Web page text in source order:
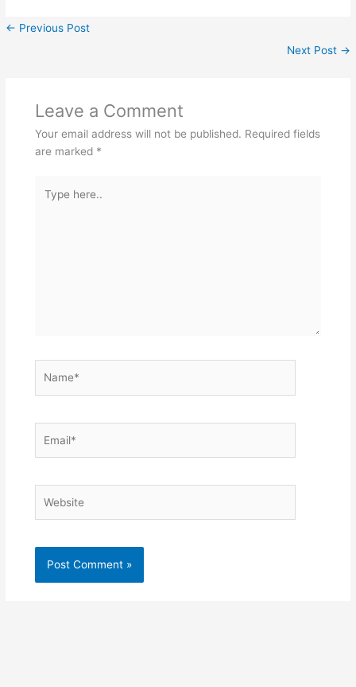
← Previous Post
Next Post →
Leave a Comment
Your email address will not be published. Required fields
are marked *